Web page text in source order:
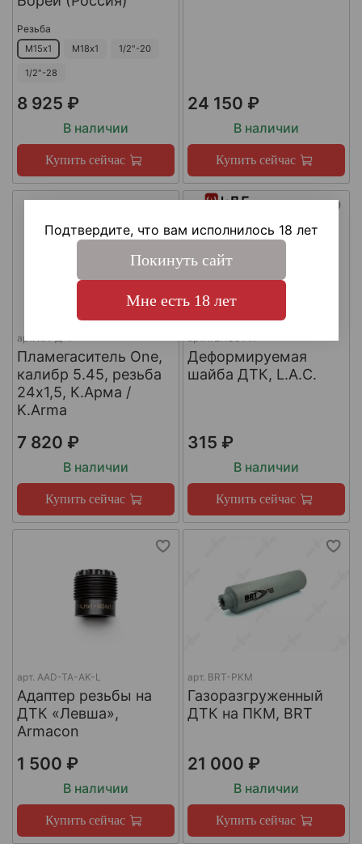
Резьба
М15х1 М18х1 1/2"-20
1/2"-28
8 925 ₽
В наличии
Купить сейчас
24 150 ₽
В наличии
Купить сейчас
арт.КА-Д-1
Пламегаситель One,
калибр 5.45, резьба
24х1,5, К.Арма /
K.Arma
7 820 ₽
В наличии
Купить сейчас
арт.#LAC0141
Деформируемая
шайба ДТК, L.A.C.
315 ₽
В наличии
Купить сейчас
арт. AAD-TA-AK-L
Адаптер резьбы на
ДТК «Левша»,
Armacon
1 500 ₽
В наличии
Купить сейчас
арт. BRT-PKM
Газоразгруженный
ДТК на ПКМ, BRT
21 000 ₽
В наличии
Купить сейчас
Подтвердите, что вам исполнилось 18 лет
Покинуть сайт
Мне есть 18 лет